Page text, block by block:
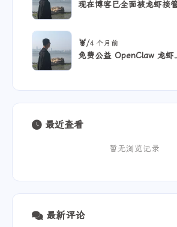
现在博客已全面被龙虾接
🦞/4 个月前
免费公益 OpenClaw 龙虾
最近查看
暂无浏览记录
最新评论